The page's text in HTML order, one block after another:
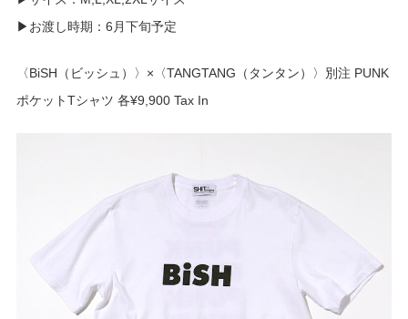
▶︎お渡し時期：6月下旬予定
〈BiSH（ビッシュ）〉×〈TANGTANG（タンタン）〉別注 PUNK
ポケットTシャツ 各¥9,900 Tax In